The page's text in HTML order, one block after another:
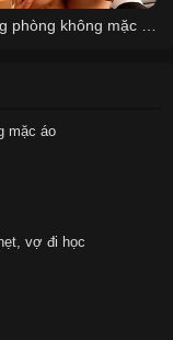
mặc áo
vợ đi học